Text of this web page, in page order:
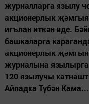
журналларга язылу
акционерлык
игълан иткән иде.
башкаларга
акционерлык
журналына язылырга
120 язылучы
Айпадка Түбән Кама...